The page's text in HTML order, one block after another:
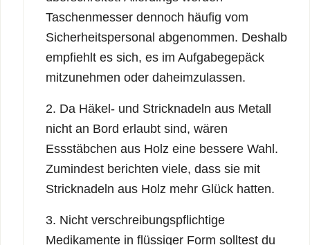
Taschenmesser dennoch häufig vom
Sicherheitspersonal abgenommen. Deshalb
empfiehlt es sich, es im Aufgabegepäck
mitzunehmen oder daheimzulassen.
2. Da Häkel- und Stricknadeln aus Metall
nicht an Bord erlaubt sind, wären
Essstäbchen aus Holz eine bessere Wahl.
Zumindest berichten viele, dass sie mit
Stricknadeln aus Holz mehr Glück hatten.
3. Nicht verschreibungspflichtige
Medikamente in flüssiger Form solltest du